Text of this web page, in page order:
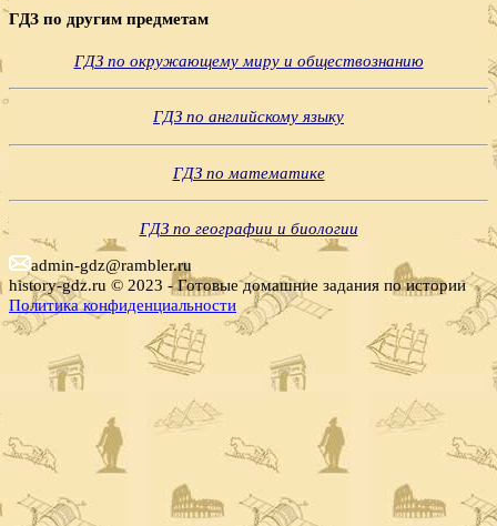
ГДЗ по другим предметам
ГДЗ по окружающему миру и обществознанию
ГДЗ по английскому языку
ГДЗ по математике
ГДЗ по географии и биологии
admin-gdz@rambler.ru
history-gdz.ru © 2023 - Готовые домашние задания по истории
Политика конфиденциальности